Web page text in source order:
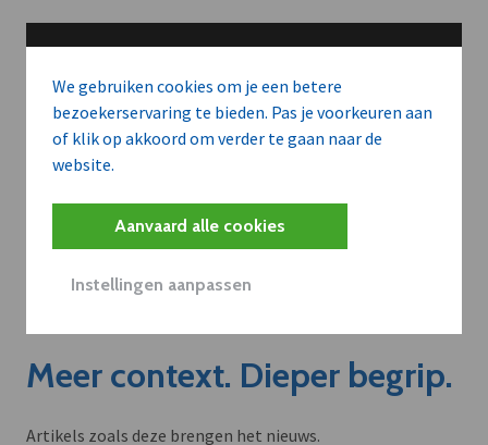
We gebruiken cookies om je een betere
bezoekerservaring te bieden. Pas je voorkeuren aan
of klik op akkoord om verder te gaan naar de
website.
Aanvaard alle cookies
Instellingen aanpassen
Meer context. Dieper begrip.
Artikels zoals deze brengen het nieuws.